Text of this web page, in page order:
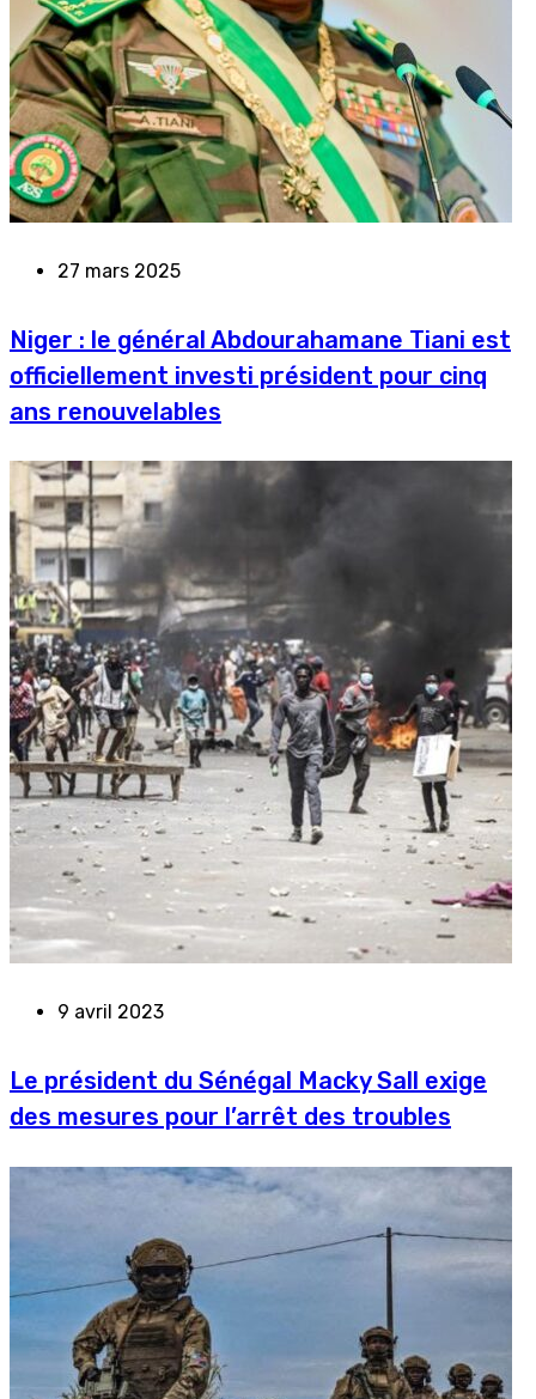
27 mars 2025
Niger : le général Abdourahamane Tiani est
officiellement investi président pour cinq
ans renouvelables
9 avril 2023
Le président du Sénégal Macky Sall exige
des mesures pour l’arrêt des troubles